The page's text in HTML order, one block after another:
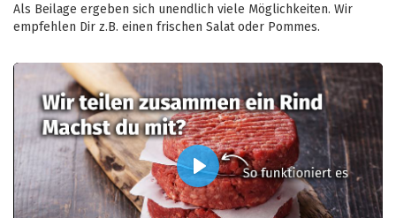
Als Beilage ergeben sich unendlich viele Möglichkeiten. Wir
empfehlen Dir z.B. einen frischen Salat oder Pommes.
Play